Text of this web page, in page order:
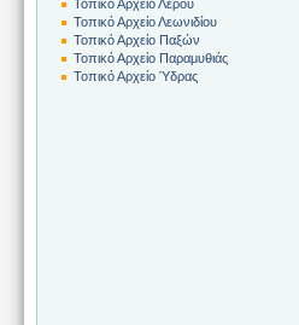
Τοπικό Αρχείο Λέρου
Τοπικό Αρχείο Λεωνιδίου
Τοπικό Αρχείο Παξών
Τοπικό Αρχείο Παραμυθιάς
Τοπικό Αρχείο Ύδρας